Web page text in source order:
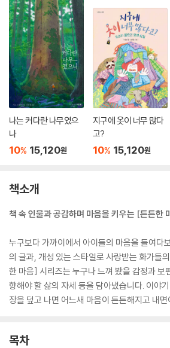
나는 커다란 나무였으
나
10% 15,120원
지구에 옷이 너무 많다
고?
10% 15,120원
책소개
책 속 인물과 공감하며 마음을 키우는 [튼튼한
누구보다 가까이에서 아이들의 마음을 들여다
의 글과, 개성 있는 스타일로 사랑받는 화가들
한 마음] 시리즈는 누구나 느껴 봤을 감정과 보
향해야 할 삶의 자세 등을 담아냈습니다. 이야
장을 덮고 나면 어느새 마음이 튼튼해지고 내면
목차